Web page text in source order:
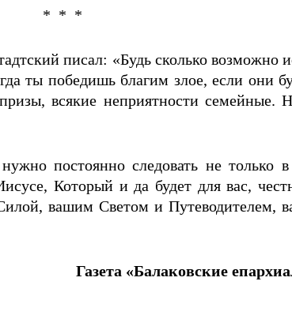
* * *
писал: «Будь сколько возможно
ты победишь благим злое, если они
всякие неприятности семейные.
постоянно следовать не
Который и да будет для вас,
вашим Светом и Путеводителем,
Газета «Балаковские